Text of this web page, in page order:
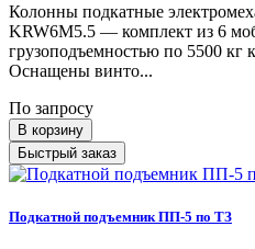
Колонны подкатные
KRW6M5.5 — комплект из 6
грузоподъемностью по 5500 кг
Оснащены винто...
По запросу
В корзину
Быстрый заказ
Подкатной подъемник ПП-5 по ТЗ